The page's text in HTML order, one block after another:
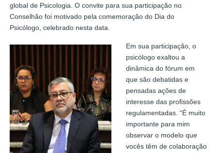
global de Psicologia. O convite para sua participação no
Conselhão foi motivado pela comemoração do Dia do
Psicólogo, celebrado nesta data.
Em sua participação, o
psicólogo exaltou a
dinâmica do fórum em
que são debatidas e
pensadas ações de
interesse das profissões
regulamentadas. “É muito
importante para mim
observar o modelo que
vocês têm de colaboração